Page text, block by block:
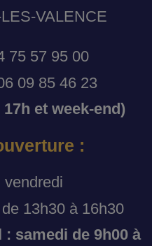
VALENCE
75 57 95 00
09 85 46 23
et week-end)
:
vendredi
13h30 à 16h30
samedi de 9h00 à